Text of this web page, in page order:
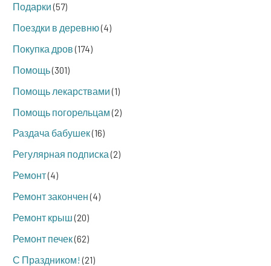
Подарки(57)
Поездки в деревню(4)
Покупка дров(174)
Помощь(301)
Помощь лекарствами(1)
Помощь погорельцам(2)
Раздача бабушек(16)
Регулярная подписка(2)
Ремонт(4)
Ремонт закончен(4)
Ремонт крыш(20)
Ремонт печек(62)
С Праздником! (21)